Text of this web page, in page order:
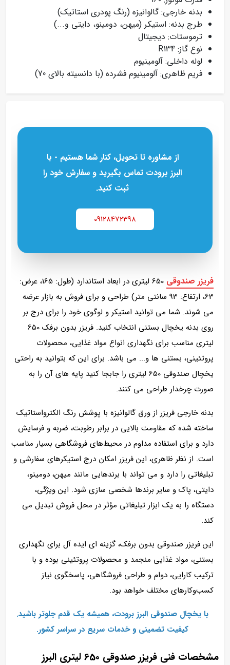
بدنه خارجی: گالوانیزه (رنگ پودری استاتیک)
طرج بدنه: استیکر (میهن، دومینو، دایتی و...)
ترموستات: دیجیتال
نوع گاز: R134
لوله داخلی: آلومینیوم
فریم ظاهری: آلومینیوم فشرده (با دانسیته بالای 70)
از مشاوره تا تحویل، کنار شما هستیم - با
البرز برودت تماس بگیرید و سفارش خود را
ثبت کنید.
09128472398
فریزر صندوقی
650 لیتری در ابعاد استاندارد (طول: 165، عرض:
63، ارتفاع: 93 سانتی متر) طراحی و برای فروش به بازار عرضه
می شوند. شما می توانید استیکر و لوگوی خود را برای درج بر
روی بدنه یخچال بستنی انتخاب کنید. فریزر بدون برفک 650
لیتری مناسب برای نگهداری انواع مواد غذایی، محصولات
پروتئینی، بستنی ها و... می باشد. برای این که بتوانید به راحتی
یخچال صندوقی 650 لیتری را جابجا کنید پایه های آن را به
صورت چرخدار طراحی می کنند.
بدنه خارجی فریزر از ورق گالوانیزه با پوشش رنگ الکترواستاتیک
ساخته شده که مقاومت بالایی در برابر رطوبت، ضربه و فرسایش
دارد و برای استفاده مداوم در محیط‌های فروشگاهی بسیار مناسب
است. از نظر ظاهری، این فریزر امکان درج استیکرهای سفارشی و
تبلیغاتی را دارد و می‌ تواند با برندهایی مانند میهن، دومینو،
دایتی، پاک و سایر برندها شخصی‌ سازی شود. این ویژگی،
دستگاه را به یک ابزار تبلیغاتی مؤثر در محل فروش تبدیل می‌
کند.
این فریزر صندوقی بدون برفک، گزینه‌ ای ایده‌ آل برای نگهداری
بستنی، مواد غذایی منجمد و محصولات پروتئینی بوده و با
ترکیب کارایی، دوام و طراحی فروشگاهی، پاسخگوی نیاز
کسب‌وکارهای مختلف خواهد بود.
با یخچال صندوقی البرز برودت، همیشه یک قدم جلوتر باشید.
کیفیت تضمینی و خدمات سریع در سراسر کشور.
مشخصات فنی فریزر صندوقی 650 لیتری البرز